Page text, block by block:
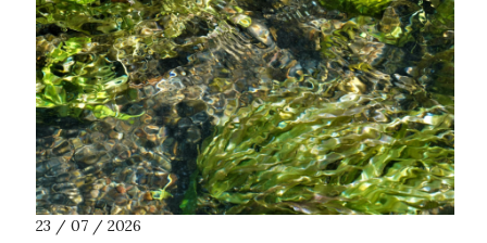
23 / 07 / 2026